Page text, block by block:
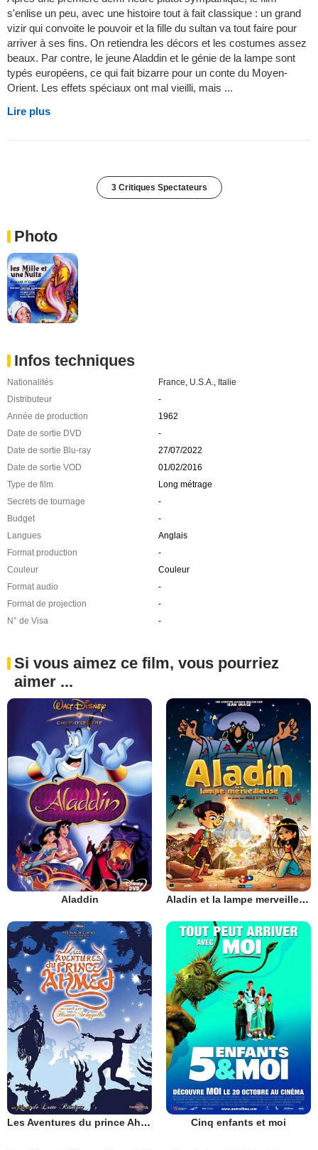
s'enlise un peu, avec une histoire tout à fait classique : un grand
vizir qui convoite le pouvoir et la fille du sultan va tout faire pour
arriver à ses fins. On retiendra les décors et les costumes assez
beaux. Par contre, le jeune Aladdin et le génie de la lampe sont
typés européens, ce qui fait bizarre pour un conte du Moyen-
Orient. Les effets spéciaux ont mal vieilli, mais ...
Lire plus
3 Critiques Spectateurs
Photo
Infos techniques
Nationalités France, U.S.A., Italie
Distributeur
-
Année de production
1962
Date de sortie DVD
-
Date de sortie Blu-ray
27/07/2022
Date de sortie VOD
01/02/2016
Type de film
Long métrage
Secrets de tournage
-
Budget
-
Langues
Anglais
Format production
-
Couleur
Couleur
Format audio
-
Format de projection
-
N° de Visa
-
Si vous aimez ce film, vous pourriez
aimer ...
Aladdin Aladin et la lampe merveilleuse
Les Aventures du prince Ahmed Cinq enfants et moi